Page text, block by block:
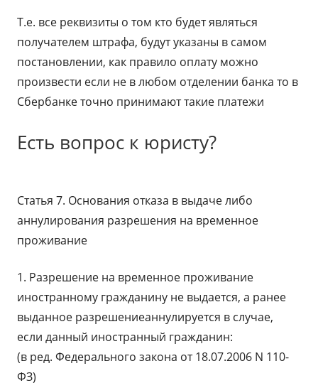
Т.е. все реквизиты о том кто будет являться
получателем штрафа, будут указаны в самом
постановлении, как правило оплату можно
произвести если не в любом отделении банка то в
Сбербанке точно принимают такие платежи
Есть вопрос к юристу?
Статья 7. Основания отказа в выдаче либо
аннулирования разрешения на временное
проживание
1. Разрешение на временное проживание
иностранному гражданину не выдается, а ранее
выданное разрешениеаннулируется в случае,
если данный иностранный гражданин:
(в ред. Федерального закона от 18.07.2006 N 110-
ФЗ)